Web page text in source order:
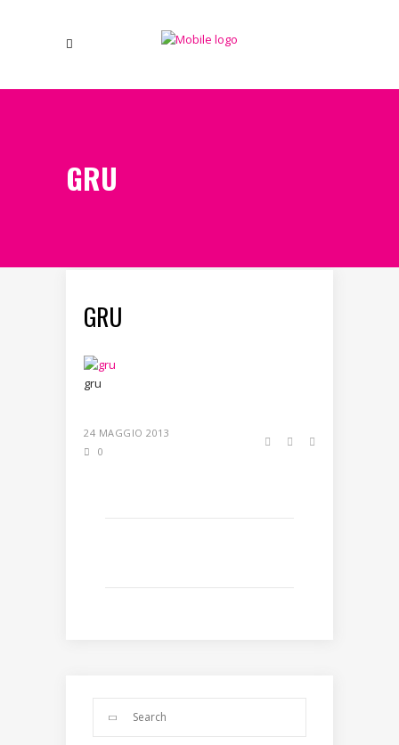
GRU
GRU
gru
24 MAGGIO 2013
0